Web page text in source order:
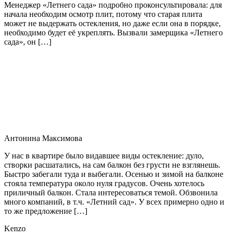
Менеджер «Летнего сада» подробно проконсультировала: для
начала необходим осмотр плит, потому что старая плита
может не выдержать остекления, но даже если она в порядке,
необходимо будет её укреплять. Вызвали замерщика «Летнего
сада», он […]
Антонина Максимова
У нас в квартире было видавшее виды остекление: дуло,
створки расшатались, на сам балкон без грусти не взглянешь.
Быстро забегали туда и выбегали. Осенью и зимой на балконе
стояла температура около нуля градусов. Очень хотелось
приличный балкон. Стала интересоваться темой. Обзвонила
много компаний, в т.ч. «Летний сад». У всех примерно одно и
то же предложение […]
Kenzo